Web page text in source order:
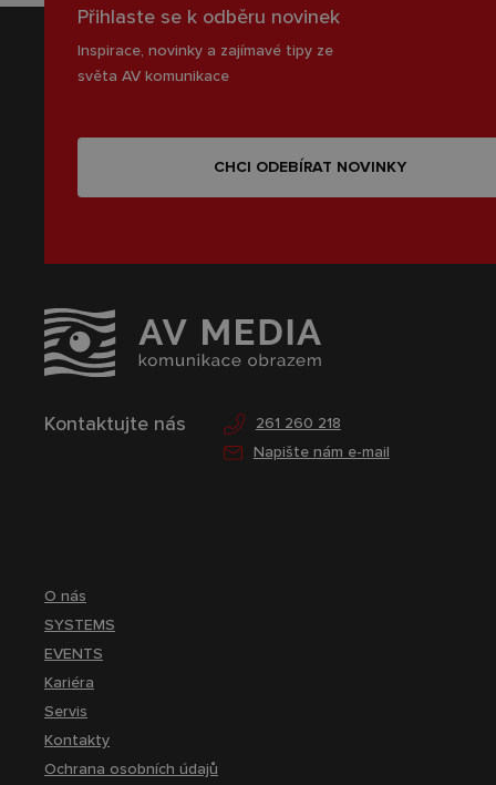
Kontaktujte nás
261 260 218
Napište nám e-mail
Přihlaste se k odběru novinek
Inspirace, novinky a zajímavé tipy ze
světa AV komunikace
CHCI ODEBÍRAT NOVINKY
O nás
SYSTEMS
EVENTS
Kariéra
Servis
Kontakty
Ochrana osobních údajů